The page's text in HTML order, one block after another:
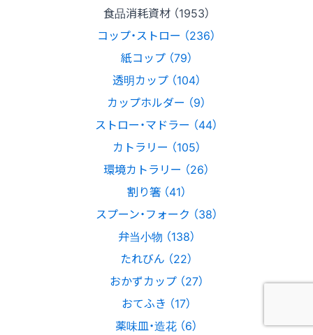
食品消耗資材 （1953）
コップ・ストロー （236）
紙コップ （79）
透明カップ （104）
カップホルダー （9）
ストロー・マドラー （44）
カトラリー （105）
環境カトラリー （26）
割り箸 （41）
スプーン・フォーク （38）
弁当小物 （138）
たれびん （22）
おかずカップ （27）
おてふき （17）
薬味皿・造花 （6）